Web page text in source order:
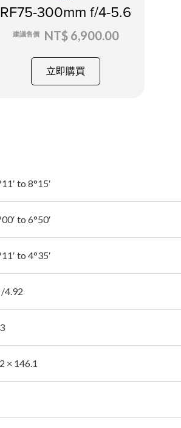
RF75-300mm f/4-5.6
建議售價 NT$ 6,900.00
立即購買
to 8°15′
to 6°50′
to 4°35′
/4.92
× 146.1